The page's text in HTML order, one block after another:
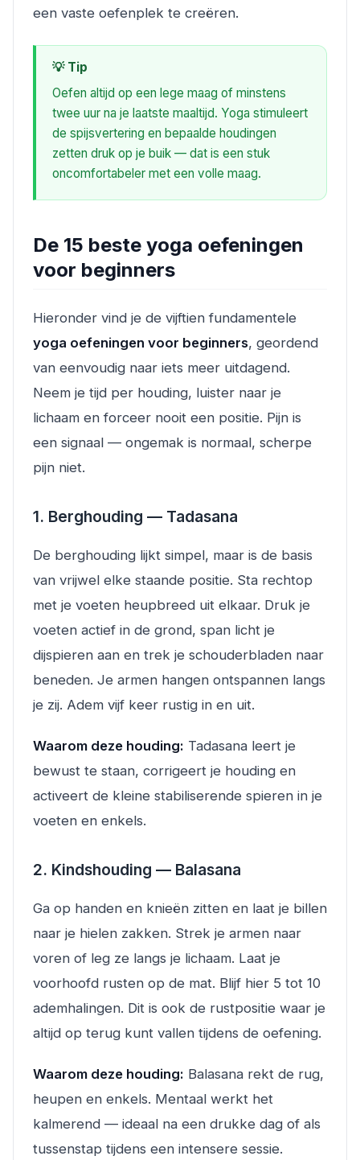
een vaste oefenplek te creëren.
💡 Tip
Oefen altijd op een lege maag of minstens
twee uur na je laatste maaltijd. Yoga stimuleert
de spijsvertering en bepaalde houdingen
zetten druk op je buik — dat is een stuk
oncomfortabeler met een volle maag.
De 15 beste yoga oefeningen
voor beginners
Hieronder vind je de vijftien fundamentele
yoga oefeningen voor beginners, geordend
van eenvoudig naar iets meer uitdagend.
Neem je tijd per houding, luister naar je
lichaam en forceer nooit een positie. Pijn is
een signaal — ongemak is normaal, scherpe
pijn niet.
1. Berghouding — Tadasana
De berghouding lijkt simpel, maar is de basis
van vrijwel elke staande positie. Sta rechtop
met je voeten heupbreed uit elkaar. Druk je
voeten actief in de grond, span licht je
dijspieren aan en trek je schouderbladen naar
beneden. Je armen hangen ontspannen langs
je zij. Adem vijf keer rustig in en uit.
Waarom deze houding: Tadasana leert je
bewust te staan, corrigeert je houding en
activeert de kleine stabiliserende spieren in je
voeten en enkels.
2. Kindshouding — Balasana
Ga op handen en knieën zitten en laat je billen
naar je hielen zakken. Strek je armen naar
voren of leg ze langs je lichaam. Laat je
voorhoofd rusten op de mat. Blijf hier 5 tot 10
ademhalingen. Dit is ook de rustpositie waar je
altijd op terug kunt vallen tijdens de oefening.
Waarom deze houding: Balasana rekt de rug,
heupen en enkels. Mentaal werkt het
kalmerend — ideaal na een drukke dag of als
tussenstap tijdens een intensere sessie.